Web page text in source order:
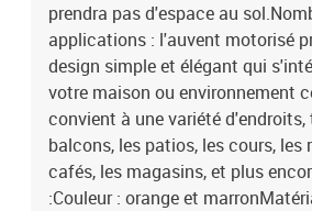
prendra pas d'espace au
applications : l'auvent motorisé
design simple et élégant qui
votre maison ou environnement
convient à une variété d'endroits,
balcons, les patios, les cours, les
cafés, les magasins, et plus
:Couleur : orange et